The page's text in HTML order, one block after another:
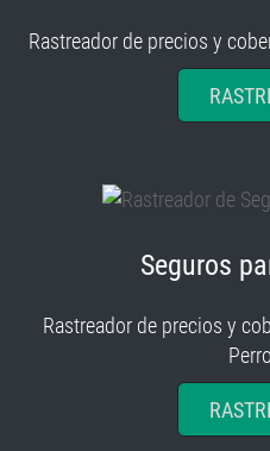
Rastreador de precios y
Seguros
Rastreador de precios y